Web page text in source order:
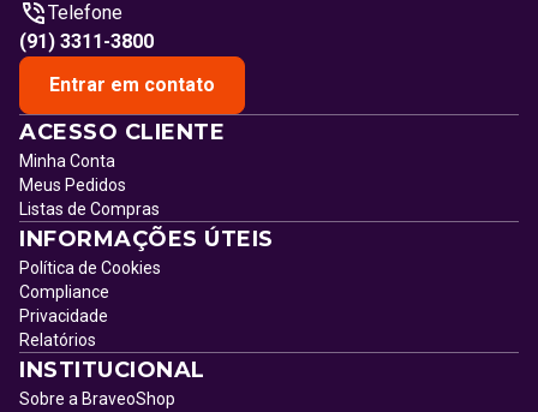
Telefone
(91) 3311-3800
Entrar em contato
ACESSO CLIENTE
Minha Conta
Meus Pedidos
Listas de Compras
INFORMAÇÕES ÚTEIS
Política de Cookies
Compliance
Privacidade
Relatórios
INSTITUCIONAL
Sobre a BraveoShop